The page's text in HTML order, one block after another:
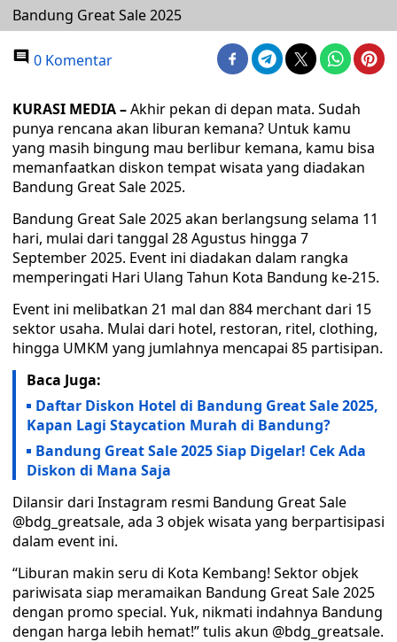
Bandung Great Sale 2025
0 Komentar
KURASI MEDIA –Akhir pekan di depan mata. Sudah
punya rencana akan liburan kemana? Untuk kamu
yang masih bingung mau berlibur kemana, kamu bisa
memanfaatkan diskon tempat wisata yang diadakan
Bandung Great Sale 2025.
Bandung Great Sale 2025 akan berlangsung selama 11
hari, mulai dari tanggal 28 Agustus hingga 7
September 2025. Event ini diadakan dalam rangka
memperingati Hari Ulang Tahun Kota Bandung ke-215.
Event ini melibatkan 21 mal dan 884 merchant dari 15
sektor usaha. Mulai dari hotel, restoran, ritel, clothing,
hingga UMKM yang jumlahnya mencapai 85 partisipan.
Baca Juga:
Daftar Diskon Hotel di Bandung Great Sale 2025,
Kapan Lagi Staycation Murah di Bandung?
Bandung Great Sale 2025 Siap Digelar! Cek Ada
Diskon di Mana Saja
Dilansir dari Instagram resmi Bandung Great Sale
@bdg_greatsale, ada 3 objek wisata yang berpartisipasi
dalam event ini.
“Liburan makin seru di Kota Kembang! Sektor objek
pariwisata siap meramaikan Bandung Great Sale 2025
dengan promo special. Yuk, nikmati indahnya Bandung
dengan harga lebih hemat!” tulis akun @bdg_greatsale.